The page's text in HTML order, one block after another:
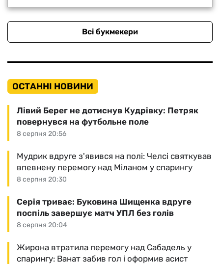
Всі букмекери
ОСТАННІ НОВИНИ
8 серпня 20:56
Лівий Берег не дотиснув Кудрівку: Петряк
повернувся на футбольне поле
8 серпня 20:30
Мудрик вдруге з'явився на полі: Челсі святкував
впевнену перемогу над Міланом у спарингу
8 серпня 20:04
Серія триває: Буковина Шищенка вдруге
поспіль завершує матч УПЛ без голів
Жирона втратила перемогу над Сабадель у
спарингу: Ванат забив гол і оформив асист